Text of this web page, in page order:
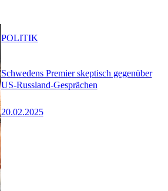
Schwedens Premier skeptisch gegenüber
US-Russland-Gesprächen
20.02.2025
POLITIK